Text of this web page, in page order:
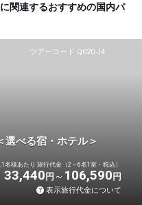
関連するおすすめの国内パ
ツアーコード Q02OJ4
べる宿・ホテル＞
名様あたり 旅行代金（2～6名1室・税込）
33,440 円 106,590 円
表示旅行代金について